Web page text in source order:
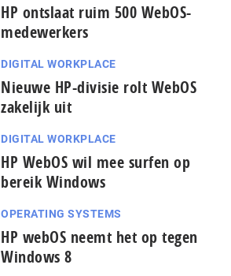
HP ontslaat ruim 500 WebOS-
medewerkers
DIGITAL WORKPLACE
Nieuwe HP-divisie rolt WebOS
zakelijk uit
DIGITAL WORKPLACE
HP WebOS wil mee surfen op
bereik Windows
OPERATING SYSTEMS
HP webOS neemt het op tegen
Windows 8